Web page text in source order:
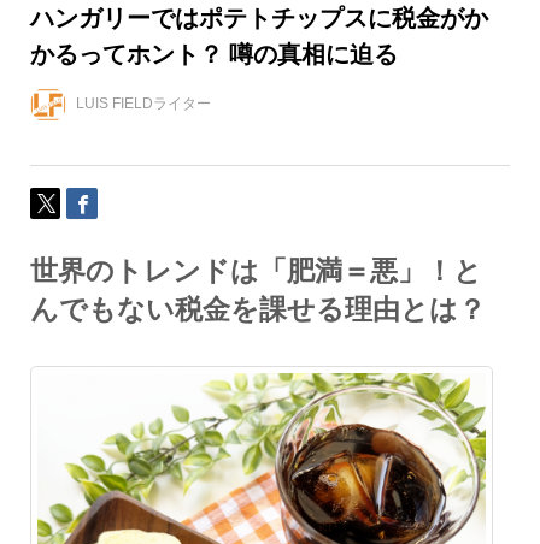
ハンガリーではポテトチップスに税金がか
かるってホント？ 噂の真相に迫る
LUIS FIELDライター
世界のトレンドは「肥満＝悪」！と
んでもない税金を課せる理由とは？